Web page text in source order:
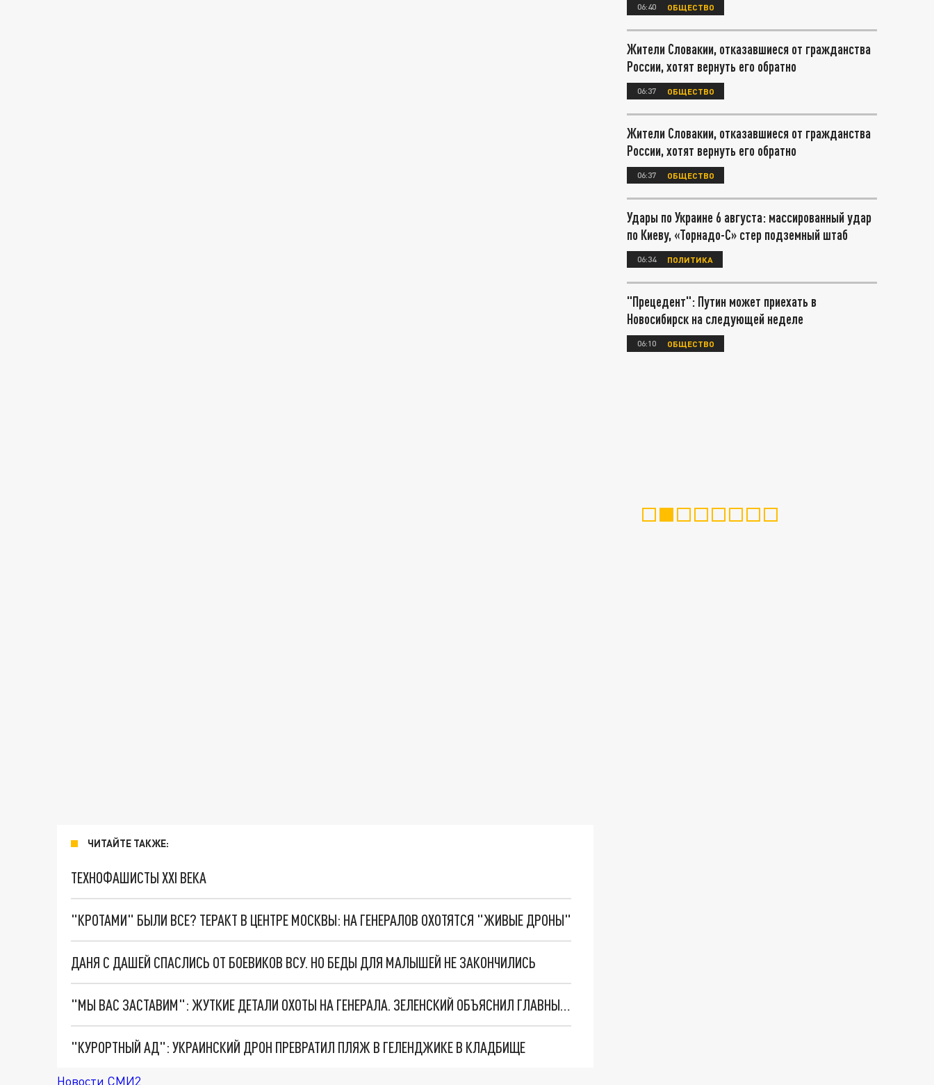
ЧИТАЙТЕ ТАКЖЕ:
ТЕХНОФАШИСТЫ XXI ВЕКА
"КРОТАМИ" БЫЛИ ВСЕ? ТЕРАКТ В ЦЕНТРЕ МОСКВЫ: НА ГЕНЕРАЛОВ ОХОТЯТСЯ "ЖИВЫЕ ДРОНЫ"
ДАНЯ С ДАШЕЙ СПАСЛИСЬ ОТ БОЕВИКОВ ВСУ. НО БЕДЫ ДЛЯ МАЛЫШЕЙ НЕ ЗАКОНЧИЛИСЬ
"МЫ ВАС ЗАСТАВИМ": ЖУТКИЕ ДЕТАЛИ ОХОТЫ НА ГЕНЕРАЛА. ЗЕЛЕНСКИЙ ОБЪЯСНИЛ ГЛАВНЫЙ СМЫСЛ ТЕРАКТА В ЦЕНТРЕ МОСКВЫ
"КУРОРТНЫЙ АД": УКРАИНСКИЙ ДРОН ПРЕВРАТИЛ ПЛЯЖ В ГЕЛЕНДЖИКЕ В КЛАДБИЩЕ
Новости СМИ2
06:40 ОБЩЕСТВО
Жители Словакии, отказавшиеся от гражданства
России, хотят вернуть его обратно
06:37 ОБЩЕСТВО
Жители Словакии, отказавшиеся от гражданства
России, хотят вернуть его обратно
06:37 ОБЩЕСТВО
Удары по Украине 6 августа: массированный удар
по Киеву, «Торнадо-С» стер подземный штаб
06:34 ПОЛИТИКА
"Прецедент": Путин может приехать в
Новосибирск на следующей неделе
06:10 ОБЩЕСТВО